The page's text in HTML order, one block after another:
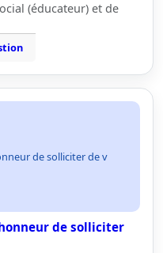
(éducateur) et de
de solliciter de v
de solliciter